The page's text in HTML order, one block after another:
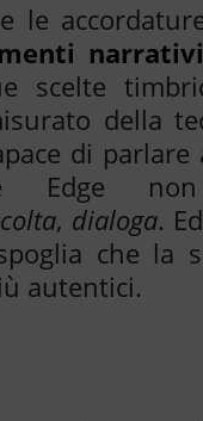
le
scelte
della
di parlare
Edge
, dialoga.
che la
autentici.